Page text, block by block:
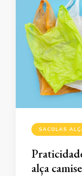
SACOLAS
alça